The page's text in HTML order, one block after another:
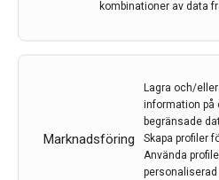
kombinationer av data
Marknadsföring
Lagra och/
information på
begränsade
Skapa profiler
Använda
Institutet. Klusterhuvudvärk,
den mest smärtsamma
kallas ibland för
donationen kan KI…